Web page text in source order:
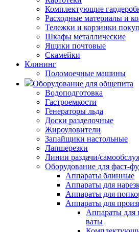
Комплектующие
Расходные материалы и
Тележки и корзинки
Шкафы металлические
Ящики почтовые
Скамейки
Клининг
Поломоечные машины
Оборудование для общепита
Водоподготовка
Гастроемкости
Генераторы льда
Доски разделочные
Жироуловители
Запайщики настольные
Лапшерезки
Линии раздачи/
Оборудование для фаст-
Аппараты блинные
Аппараты для
Аппараты для
Аппараты для
Аппараты для
ваты